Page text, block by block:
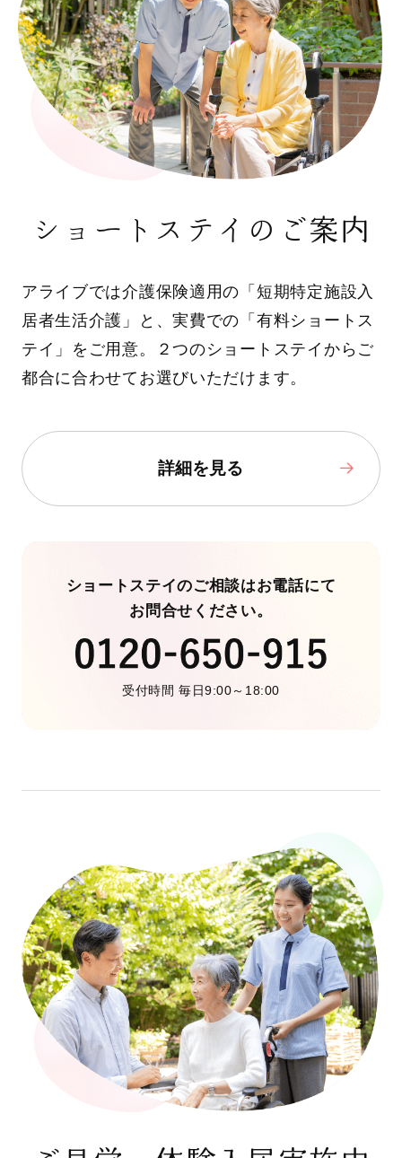
ショートステイのご案内
アライブでは介護保険適用の「短期特定施設入
居者生活介護」と、実費での「有料ショートス
テイ」をご用意。２つのショートステイからご
都合に合わせてお選びいただけます。
詳細を見る
ショートステイのご相談はお電話にて
お問合せください。
受付時間 毎日9:00～18:00